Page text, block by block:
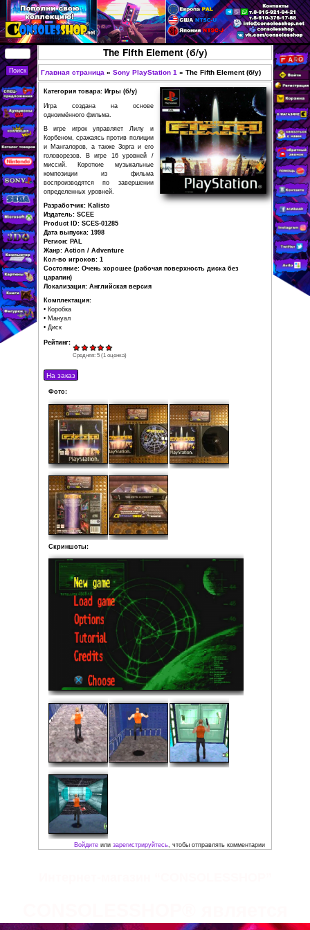
Перейти к основному
содержанию
КУПИТЬ
СОВРЕМЕННЫЕ И
РЕТРО ИГРОВЫЕ
ПРИСТАВКИ,
ИГРЫ, ФИГУРКИ,
РЕДКИЕ
КОЛЛЕКЦИОННЫЕ
ТОВАРЫ В
ИНТЕРНЕТ-
МАГАЗИНЕ
CONSOLESSHOP
The Fifth Element (б/у)
Вы здесь
Главная страница » Sony PlayStation 1 » The
Категория товара: Игры (б/у)
Игра создана на основе
одноимённого фильма.
В игре игрок управляет Лилу и
Корбеном, сражаясь против полиции
и Мангалоров, а также Зорга и его
головорезов. В игре 16 уровней /
миссий. Короткие музыкальные
композиции из фильма
воспроизводятся по завершении
определенных уровней.
Издатель: SCEE
Product ID: SCES-01285
Регион: PAL
Жанр: Action / Adventure
Кол-во игроков: 1
Состояние: Очень хорошее (рабочая поверхность
царапин)
Локализация: Английская версия
Комплектация:
• Коробка
• Мануал
• Диск
Рейтинг:
Средняя:5 (1оценка)
Фото:
Скриншоты: